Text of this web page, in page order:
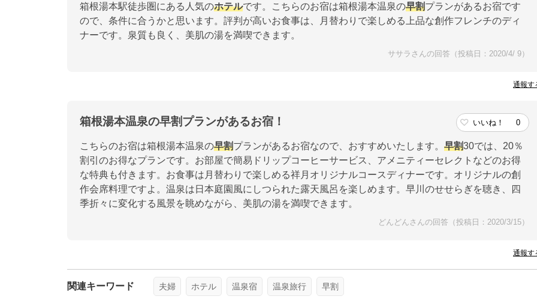
箱根湯本駅徒歩圏にある人気のホテルです。こちらのお宿は箱根湯本温泉の早割プランがあるお宿です
ので、条件に合うかと思います。評判が高いお食事は、月替わりで楽しめる上品な創作フレンチのディ
ナーです。泉質も良く、美肌の湯を満喫できます。
ササラさんの回答（投稿日：2020/4/ 9）
通報す
箱根湯本温泉の早割プランがあるお宿！ いいね！ 0
こちらのお宿は箱根湯本温泉の早割プランがあるお宿なので、おすすめいたします。 早割30では、20％
割引のお得なプランです。お部屋で簡易ドリップコーヒーサービス、アメニティーセレクトなどのお得
な特典も付きます。お食事は月替わりで楽しめる祥月オリジナルコースディナーです。オリジナルの創
作会席料理ですよ。温泉は日本庭園風にしつられた露天風呂を楽しめます。早川のせせらぎを聴き、四
季折々に変化する風景を眺めながら、美肌の湯を満喫できます。
どんどんさんの回答（投稿日：2020/3/15）
通報す
関連キーワード 夫婦 ホテル 温泉宿 温泉旅行 早割